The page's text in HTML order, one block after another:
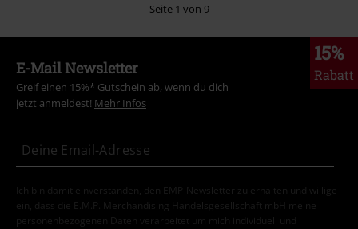
Seite 1 von 9
15%
Rabatt
E-Mail Newsletter
Greif einen 15%* Gutschein ab, wenn du dich
jetzt anmeldest! Mehr Infos
Ich bin damit einverstanden, den EMP-Newsletter zu erhalten und willige
ein, dass die E.M.P. Merchandising Handelsgesellschaft mbH meine
personenbezogenen Daten verarbeitet um mich individuell und